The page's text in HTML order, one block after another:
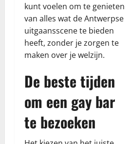
kunt voelen om te genieten
van alles wat de Antwerpse
uitgaansscene te bieden
heeft, zonder je zorgen te
maken over je welzijn.
De beste tijden
om een gay bar
te bezoeken